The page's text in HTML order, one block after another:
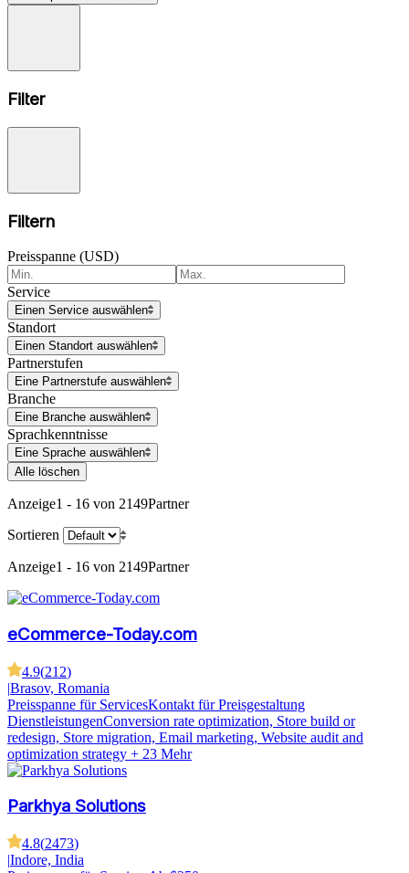
Filter
Filtern
Preisspanne (USD)
Service
Einen Service auswählen
Standort
Einen Standort auswählen
Partnerstufen
Eine Partnerstufe auswählen
Branche
Eine Branche auswählen
Sprachkenntnisse
Eine Sprache auswählen
Alle löschen
Anzeige1 - 16 von 2149Partner
Sortieren
Anzeige1 - 16 von 2149Partner
eCommerce-Today.com
4.9(212)
|Brasov, Romania
Preisspanne für ServicesKontakt für Preisgestaltung
DienstleistungenConversion rate optimization, Store build or
redesign, Store migration, Email marketing, Website audit and
optimization strategy + 23 Mehr
Parkhya Solutions
4.8(2473)
|Indore, India